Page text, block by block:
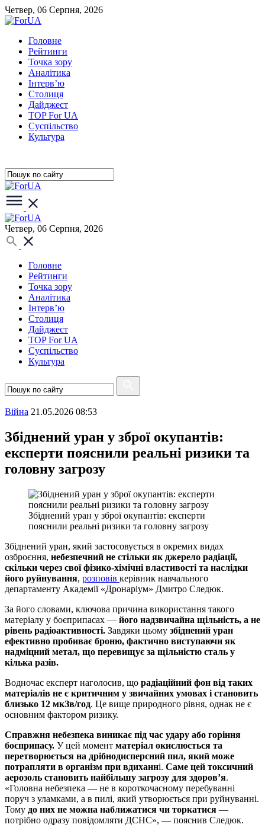
Четвер, 06 Серпня, 2026
Головне
Рейтинги
Точка зору
Аналітика
Інтерв’ю
Столиця
Дайджест
TOP For UA
Суспiльство
Культура
Четвер, 06 Серпня, 2026
Головне
Рейтинги
Точка зору
Аналітика
Інтерв’ю
Столиця
Дайджест
TOP For UA
Суспiльство
Культура
Війна 21.05.2026 08:53
Збіднений уран у зброї окупантів:
експерти пояснили реальні ризики та
головну загрозу
Збіднений уран у зброї окупантів: експерти
пояснили реальні ризики та головну загрозу
Збіднений уран, який застосовується в окремих видах
озброєння, небезпечний не стільки як джерело радіації,
скільки через свої фізико-хімічні властивості та наслідки
його руйнування, розповів керівник навчального
департаменту Академії «Дронаріум» Дмитро Следюк.
За його словами, ключова причина використання такого
матеріалу у боєприпасах — його надзвичайна щільність, а не
рівень радіоактивності. Завдяки цьому збіднений уран
ефективно пробиває броню, фактично виступаючи як
надміцний метал, що перевищує за щільністю сталь у
кілька разів.
Водночас експерт наголосив, що радіаційний фон від таких
матеріалів не є критичним у звичайних умовах і становить
близько 12 мкЗв/год. Це вище природного рівня, однак не є
основним фактором ризику.
Справжня небезпека виникає під час удару або горіння
боєприпасу. У цей момент матеріал окислюється та
перетворюється на дрібнодисперсний пил, який може
потрапляти в організм при вдиханні. Саме цей токсичний
аерозоль становить найбільшу загрозу для здоров’я.
«Головна небезпека — не в короткочасному перебуванні
поруч з уламками, а в пилі, який утворюється при руйнуванні.
Тому до них не можна наближатися чи торкатися —
потрібно одразу повідомляти ДСНС», — пояснив Следюк.